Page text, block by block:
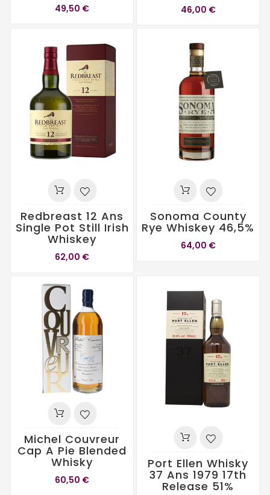
49,50 € 46,00 €
Redbreast 12 Ans
Single Pot Still Irish
Whiskey
62,00 €
Sonoma County
Rye Whiskey 46,5%
64,00 €
Michel Couvreur
Cap A Pie Blended
Whisky
60,50 €
Port Ellen Whisky
37 Ans 1979 17th
Release 51%